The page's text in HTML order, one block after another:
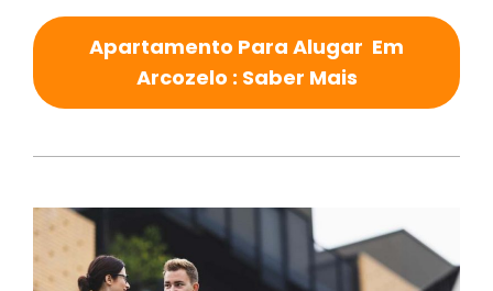
Apartamento Para Alugar Em
Arcozelo : Saber Mais